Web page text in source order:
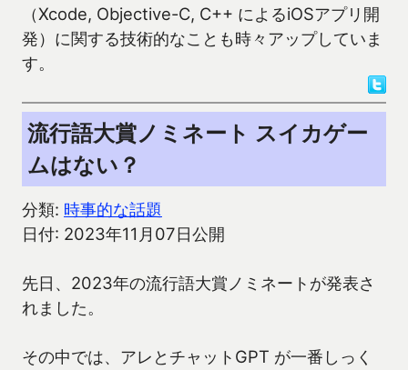
（Xcode, Objective-C, C++ によるiOSアプリ開
発）に関する技術的なことも時々アップしていま
す。
流行語大賞ノミネート スイカゲー
ムはない？
分類: 時事的な話題
日付: 2023年11月07日公開
先日、2023年の流行語大賞ノミネートが発表さ
れました。
その中では、アレとチャットGPT が一番しっく